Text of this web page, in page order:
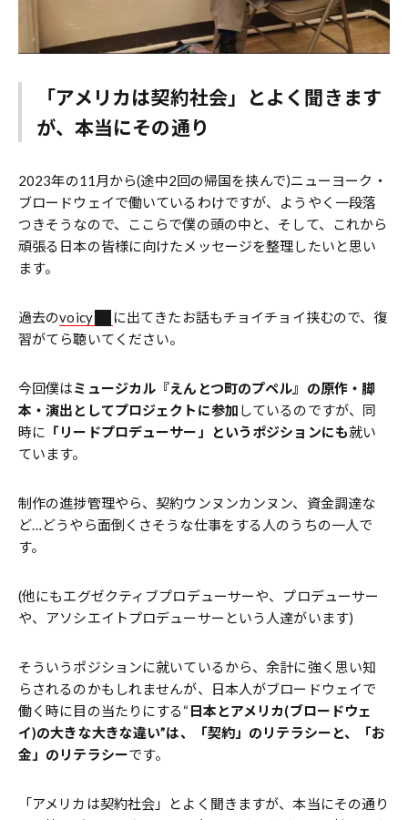
「アメリカは契約社会」とよく聞きます
が、本当にその通り
2023年の11月から(途中2回の帰国を挟んで)ニューヨーク・
ブロードウェイで働いているわけですが、ようやく一段落
つきそうなので、ここらで僕の頭の中と、そして、これから
頑張る日本の皆様に向けたメッセージを整理したいと思い
ます。
過去のvoicy
に出てきたお話もチョイチョイ挟むので、復
習がてら聴いてください。
今回僕はミュージカル『えんとつ町のプペル』の原作・脚
本・演出としてプロジェクトに参加 しているのですが、同
時に 「リードプロデューサー」というポジションにも就い
ています。
制作の進捗管理やら、契約ウンヌンカンヌン、資金調達な
ど…どうやら面倒くさそうな仕事をする人のうちの一人で
す。
(他にもエグゼクティブプロデューサーや、プロデューサー
や、アソシエイトプロデューサーという人達がいます)
そういうポジションに就いているから、余計に強く思い知
らされるのかもしれませんが、日本人がブロードウェイで
働く時に目の当たりにする“日本とアメリカ(ブロードウェ
イ)の大きな大きな違い”は、「契約」のリテラシーと、「お
金」のリテラシーです。
「アメリカは契約社会」とよく聞きますが、本当にその通り